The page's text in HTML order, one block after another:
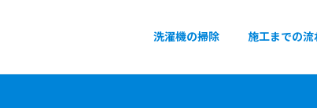
洗濯機の掃除 施工までの流